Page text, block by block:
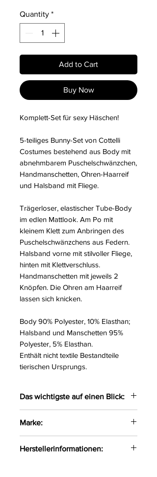
Quantity *
Add to Cart
Buy Now
Komplett-Set für sexy Häschen!
5-teiliges Bunny-Set von Cottelli
Costumes bestehend aus Body mit
abnehmbarem Puschelschwänzchen,
Handmanschetten, Ohren-Haarreif
und Halsband mit Fliege.
Trägerloser, elastischer Tube-Body
im edlen Mattlook. Am Po mit
kleinem Klett zum Anbringen des
Puschelschwänzchens aus Federn.
Halsband vorne mit stilvoller Fliege,
hinten mit Klettverschluss.
Handmanschetten mit jeweils 2
Knöpfen. Die Ohren am Haarreif
lassen sich knicken.
Body 90% Polyester, 10% Elasthan;
Halsband und Manschetten 95%
Polyester, 5% Elasthan.
Enthält nicht textile Bestandteile
tierischen Ursprungs.
Das wichtigste auf einen Blick:
Tube-Body im edlen Mattlook
Abnehmbarer Federpuschel
Haarreif mit Knick-Hasenohren
Marke:
Herstellerinformationen: